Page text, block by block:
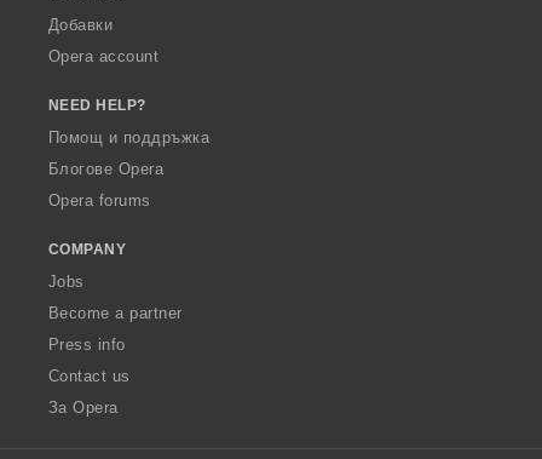
Добавки
Opera account
NEED HELP?
Помощ и поддръжка
Блогове Opera
Opera forums
COMPANY
Jobs
Become a partner
Press info
Contact us
За Opera